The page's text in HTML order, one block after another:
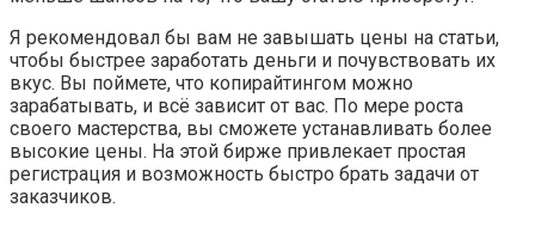
Я рекомендовал бы вам не завышать цены на статьи,
чтобы быстрее заработать деньги и почувствовать их
вкус. Вы поймете, что копирайтингом можно
зарабатывать, и всё зависит от вас. По мере роста
своего мастерства, вы сможете устанавливать более
высокие цены. На этой бирже привлекает простая
регистрация и возможность быстро брать задачи от
заказчиков.